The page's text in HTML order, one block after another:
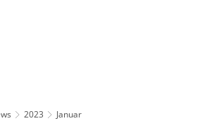
2023
Januar